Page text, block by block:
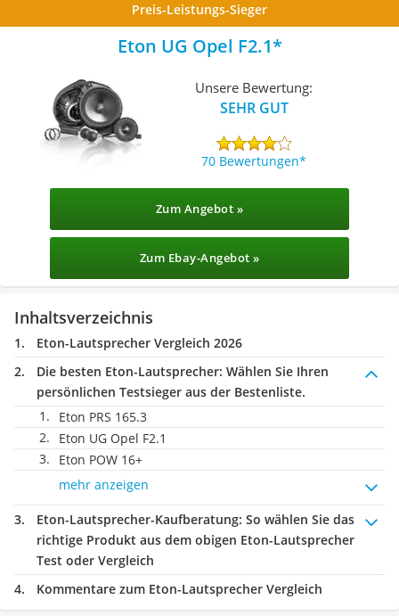
Preis-Leistungs-Sieger
Eton UG Opel F2.1
Unsere Bewertung:
SEHR GUT
70 Bewertungen
Zum Angebot »
Zum Ebay-Angebot »
Inhaltsverzeichnis
Eton-Lautsprecher Vergleich 2026
Die besten Eton-Lautsprecher: Wählen Sie Ihren
persönlichen Testsieger aus der Bestenliste.
Eton PRS 165.3
Eton UG Opel F2.1
Eton POW 16+
mehr anzeigen
Eton-Lautsprecher-Kaufberatung: So wählen Sie das
richtige Produkt aus dem obigen Eton-Lautsprecher
Test oder Vergleich
Kommentare zum Eton-Lautsprecher Vergleich